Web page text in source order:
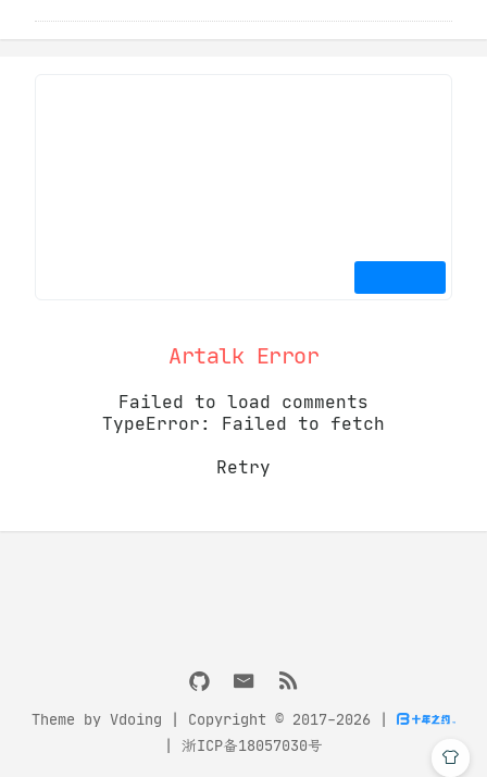
Artalk Error
Failed to load comments
TypeError: Failed to fetch
Retry
Theme by Vdoing | Copyright © 2017-2026
浙ICP备18057030号